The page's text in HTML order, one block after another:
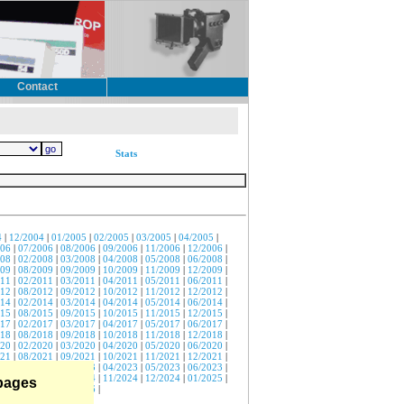
Contact
Stats
| 12/2004 | 01/2005 | 02/2005 | 03/2005 | 04/2005 |
| 07/2006 | 08/2006 | 09/2006 | 11/2006 | 12/2006 |
| 02/2008 | 03/2008 | 04/2008 | 05/2008 | 06/2008 |
| 08/2009 | 09/2009 | 10/2009 | 11/2009 | 12/2009 |
| 02/2011 | 03/2011 | 04/2011 | 05/2011 | 06/2011 |
| 08/2012 | 09/2012 | 10/2012 | 11/2012 | 12/2012 |
| 02/2014 | 03/2014 | 04/2014 | 05/2014 | 06/2014 |
| 08/2015 | 09/2015 | 10/2015 | 11/2015 | 12/2015 |
| 02/2017 | 03/2017 | 04/2017 | 05/2017 | 06/2017 |
| 08/2018 | 09/2018 | 10/2018 | 11/2018 | 12/2018 |
| 02/2020 | 03/2020 | 04/2020 | 05/2020 | 06/2020 |
| 08/2021 | 09/2021 | 10/2021 | 11/2021 | 12/2021 |
03/2023 | 04/2023 | 05/2023 | 06/2023 |
|09/2024 10/2024 | 11/2024 | 12/2024 | 01/2025 |
|05/2026 07/2026 |